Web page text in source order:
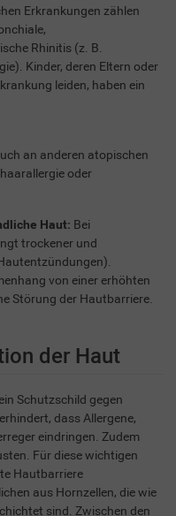
Erkrankungen zählen
Rhinitis (z. B.
Kinder, deren Eltern oder
leiden, haben ein
an anderen atopischen
oder
Haut: Bei
trockener und
von einer erhöhten
Störung der Hautbarriere.
der Haut
Schutzschild gegen
dass Allergene,
eindringen. Zudem
Für diese wichtigen
Hautbarriere
aus Hornzellen, die wie
sind. Zwischen den